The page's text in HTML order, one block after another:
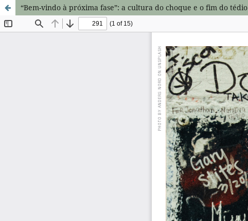
“Bem-vindo à próxima fase”: a cultura do choque e o fim do tédio